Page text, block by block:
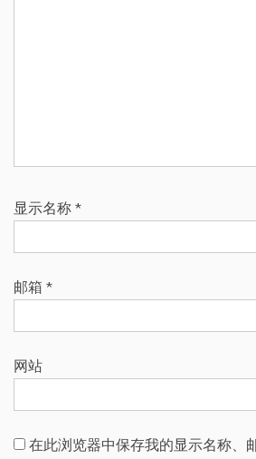
显示名称 *
邮箱 *
网站
在此浏览器中保存我的显示名称、